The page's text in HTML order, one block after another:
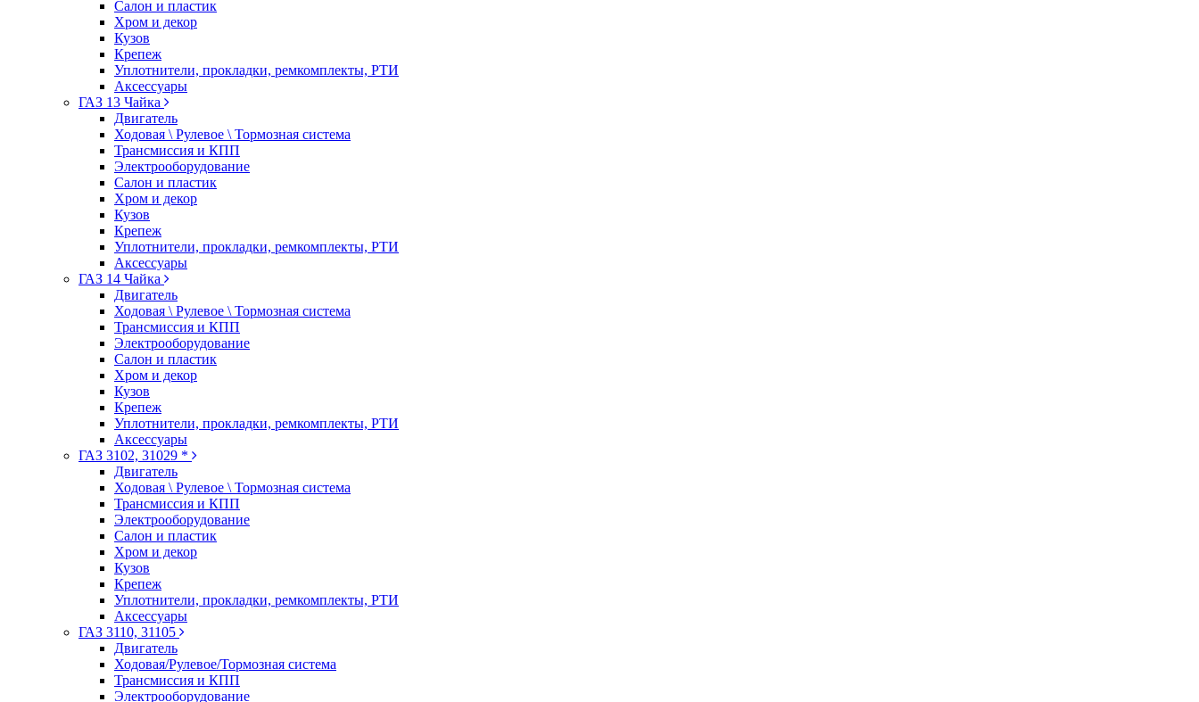
Салон и пластик
Хром и декор
Кузов
Крепеж
Уплотнители, прокладки, ремкомплекты, РТИ
Аксессуары
ГАЗ 13 Чайка
Двигатель
Ходовая \ Рулевое \ Тормозная система
Трансмиссия и КПП
Электрооборудование
Салон и пластик
Хром и декор
Кузов
Крепеж
Уплотнители, прокладки, ремкомплекты, РТИ
Аксессуары
ГАЗ 14 Чайка
Двигатель
Ходовая \ Рулевое \ Тормозная система
Трансмиссия и КПП
Электрооборудование
Салон и пластик
Хром и декор
Кузов
Крепеж
Уплотнители, прокладки, ремкомплекты, РТИ
Аксессуары
ГАЗ 3102, 31029 *
Двигатель
Ходовая \ Рулевое \ Тормозная система
Трансмиссия и КПП
Электрооборудование
Салон и пластик
Хром и декор
Кузов
Крепеж
Уплотнители, прокладки, ремкомплекты, РТИ
Аксессуары
ГАЗ 3110, 31105
Двигатель
Ходовая/Рулевое/Тормозная система
Трансмиссия и КПП
Электрооборудование